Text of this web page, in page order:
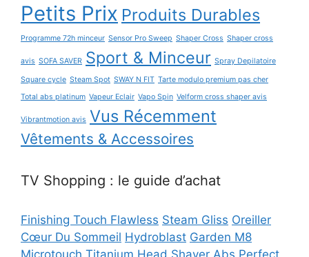
Petits Prix Produits Durables
Programme 72h minceur Sensor Pro Sweep Shaper Cross Shaper cross
avis SOFA SAVER Sport & Minceur Spray Depilatoire
Square cycle Steam Spot SWAY N FIT Tarte modulo premium pas cher
Total abs platinum Vapeur Eclair Vapo Spin Velform cross shaper avis
Vibrantmotion avis Vus Récemment
Vêtements & Accessoires
TV Shopping : le guide d’achat
Finishing Touch Flawless Steam Gliss Oreiller
Cœur Du Sommeil Hydroblast Garden M8
Microtouch Titanium Head Shaver Abs Perfect